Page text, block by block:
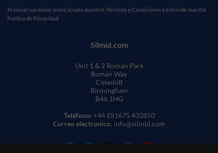
Al enviar sus datos, usted acepta nuestros Términos y Condiciones y entiende nuestra
Política de Privacidad
Silmid.com
Unit 1 & 2 Roman Park
Roman Way
Coleshill
Birmingham
B46 1HG
Teléfono: +44 (0)1675 432850
Correo electronico: info@silmid.com